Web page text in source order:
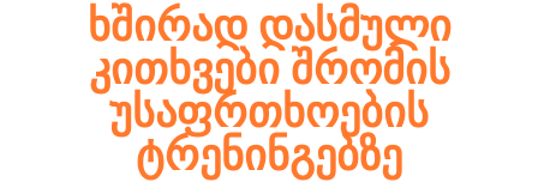
ხშირად დასმული
კითხვები შრომის
უსაფრთხოების
ტრენინგებზე